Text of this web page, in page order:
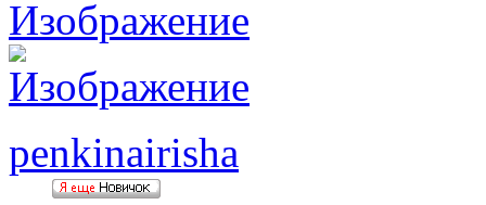
penkinairisha